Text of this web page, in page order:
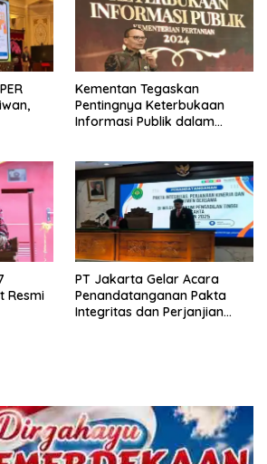
Kementan Tegaskan
Pentingnya Keterbukaan
Informasi Publik dalam
Resmi
PT Jakarta Gelar Acara
Penandatanganan Pakta
Integritas dan Perjanjian